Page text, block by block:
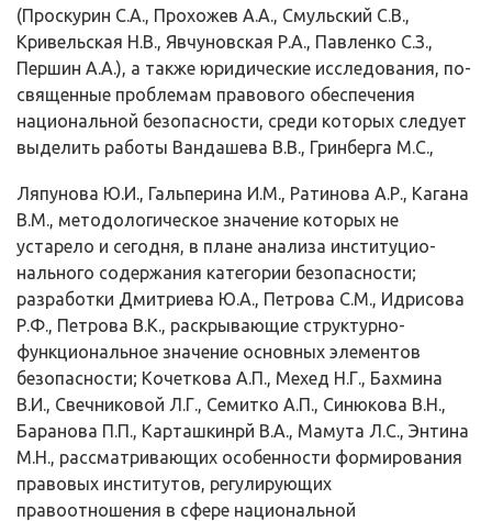
(Про­скурин С.А., Прохожев А.А., Смульский С.В.,
Кривельская Н.В., Явчуновская Р.А., Павленко С.З.,
Першин А.А.), а также юридические исследования, по­
священные проблемам правового обеспечения
национальной безопасности, среди которых следует
выделить работы Вандашева В.В., Гринберга М.С.,
Ляпунова Ю.И., Гальперина И.М., Ратинова А.Р., Кагана
В.М., методологи­ческое значение которых не
устарело и сегодня, в плане анализа институцио­
нального содержания категории безопасности;
разработки Дмитрие­ва Ю.А., Петрова С.М., Идрисова
Р.Ф., Петрова В.К., раскрывающие струк­турно-
функциональное значение основных элементов
безопасности; Кочет­кова А.П., Мехед Н.Г., Бахмина
В.И., Свечниковой Л.Г., Семитко А.П., Си­нюкова В.Н.,
Баранова П.П., Карташкинрй В.А., Мамута Л.С., Энтина
М.Н., рассматривающих особенности формирования
правовых институтов, регули­рующих
правоотношения в сфере национальной